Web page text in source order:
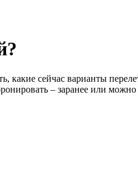
сейчас варианты
– заранее или